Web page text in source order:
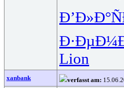
Ð’Ð»Ð°Ñ
Lion
xanbank verfasst am: